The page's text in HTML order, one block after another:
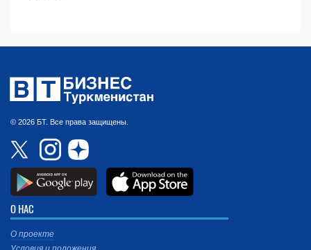
© 2026 БТ. Все права защищены.
О НАС
О проекте